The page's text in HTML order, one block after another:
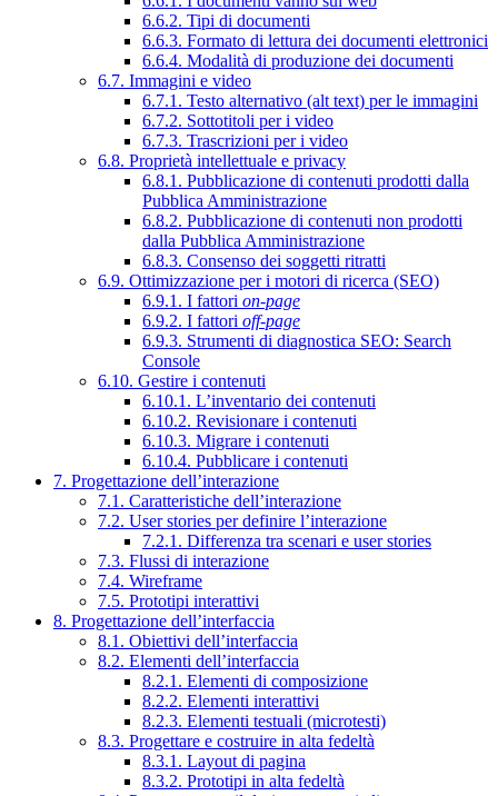
6.6.2. Tipi di documenti
6.6.3. Formato di lettura dei documenti elettronici
6.6.4. Modalità di produzione dei documenti
6.7. Immagini e video
6.7.1. Testo alternativo (alt text) per le immagini
6.7.2. Sottotitoli per i video
6.7.3. Trascrizioni per i video
6.8. Proprietà intellettuale e privacy
6.8.1. Pubblicazione di contenuti prodotti dalla
Pubblica Amministrazione
6.8.2. Pubblicazione di contenuti non prodotti
dalla Pubblica Amministrazione
6.8.3. Consenso dei soggetti ritratti
6.9. Ottimizzazione per i motori di ricerca (SEO)
6.9.1. I fattori on-page
6.9.2. I fattori off-page
6.9.3. Strumenti di diagnostica SEO: Search
Console
6.10. Gestire i contenuti
6.10.1. L’inventario dei contenuti
6.10.2. Revisionare i contenuti
6.10.3. Migrare i contenuti
6.10.4. Pubblicare i contenuti
7. Progettazione dell’interazione
7.1. Caratteristiche dell’interazione
7.2. User stories per definire l’interazione
7.2.1. Differenza tra scenari e user stories
7.3. Flussi di interazione
7.4. Wireframe
7.5. Prototipi interattivi
8. Progettazione dell’interfaccia
8.1. Obiettivi dell’interfaccia
8.2. Elementi dell’interfaccia
8.2.1. Elementi di composizione
8.2.2. Elementi interattivi
8.2.3. Elementi testuali (microtesti)
8.3. Progettare e costruire in alta fedeltà
8.3.1. Layout di pagina
8.3.2. Prototipi in alta fedeltà